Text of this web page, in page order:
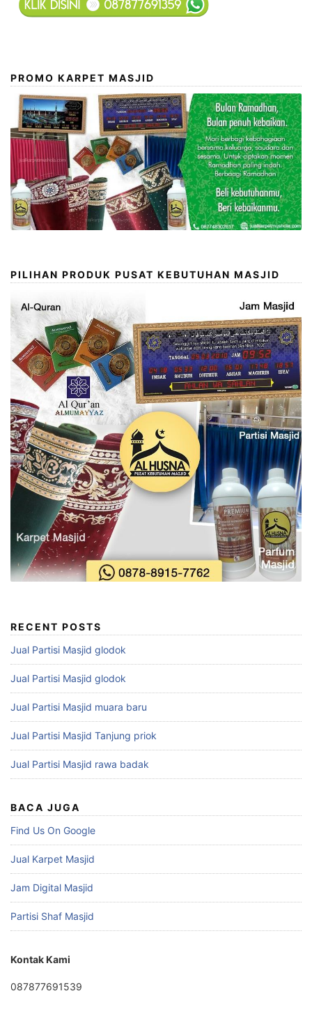
PROMO KARPET MASJID
PILIHAN PRODUK PUSAT KEBUTUHAN MASJID
RECENT POSTS
Jual Partisi Masjid glodok
Jual Partisi Masjid glodok
Jual Partisi Masjid muara baru
Jual Partisi Masjid Tanjung priok
Jual Partisi Masjid rawa badak
BACA JUGA
Find Us On Google
Jual Karpet Masjid
Jam Digital Masjid
Partisi Shaf Masjid
Kontak Kami
087877691539